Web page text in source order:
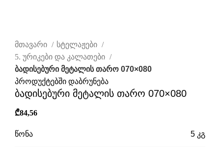
მთავარი
სტელაჟები
5. ურიკები და კალათები
ბადისებური მეტალის თარო 070×080
პროდუქტებში დაბრუნება
ბადისებური მეტალის თარო 070×080
₾84,56
წონა 5 კგ